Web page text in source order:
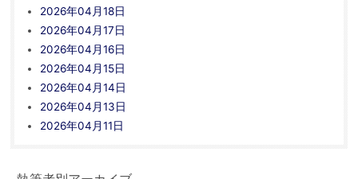
2026年04月18日
2026年04月17日
2026年04月16日
2026年04月15日
2026年04月14日
2026年04月13日
2026年04月11日